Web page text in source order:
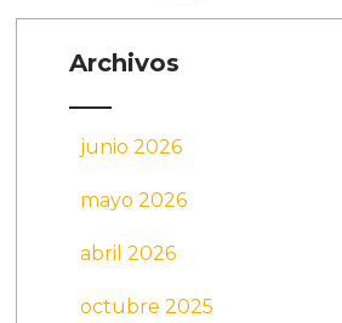
de
entradas
Archivos
junio 2026
mayo 2026
abril 2026
octubre 2025